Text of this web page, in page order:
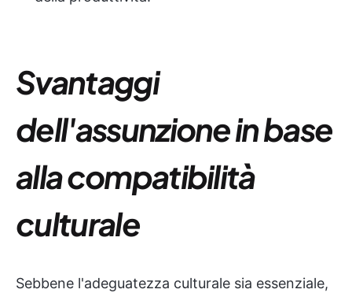
Svantaggi
dell'assunzione in base
alla compatibilità
culturale
Sebbene l'adeguatezza culturale sia essenziale,